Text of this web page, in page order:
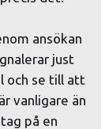
ansökan
just
och se till att
vanligare än
på en